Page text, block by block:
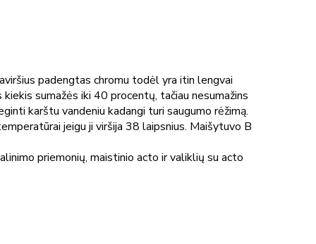
padengtas chromu todėl yra itin lengvai
sumažės iki 40 procentų, tačiau nesumažins
karštu vandeniu kadangi turi saugumo rėžimą.
jeigu ji viršija 38 laipsnius. Maišytuvo B
priemonių, maistinio acto ir valiklių su acto